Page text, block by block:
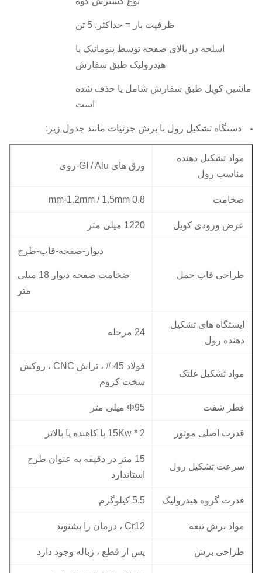
ظرفیت بار = حداکثر. 5 تن
اسلحه در بالای صفحه توسط پنوماتیک یا
هیدرولیک طبق سفارش
ماشین کویل طبق سفارش شامل یا حذف شده
است
دستگاه تشکیل رول با برش جزئیات مانند جدول زیر:
مواد تشکیل دهنده
مناسب رول
ورق های GI / Alu-روی
ضخامت 0.8 mm-1.2mm / 1.5mm
عرض ورودی کویل 1220 میلی متر
طراحی قاب حمل
دیوار-صفحه-قاب-طرح
ضخامت صفحه دیوار 18 میلی
متر
ایستگاه های تشکیل
دهنده رول
24 مرحله
مواد تشکیل غلتک
فولاد 45 # ، تراش CNC ، روکش
سخت کروم
قطر شفت Φ95 میلی متر
قدرت اصلی موتور 15Kw * 2 با کاهنده یا بالاتر
سرعت تشکیل رول
15 متر در دقیقه به عنوان طرح
استاندارد
قدرت گروه هیدرولیک 5.5 کیلوگرم
مواد برش تیغه Cr12 ، درمان را بشنوید
طراحی برش پس از قطع ، زباله وجود دارد